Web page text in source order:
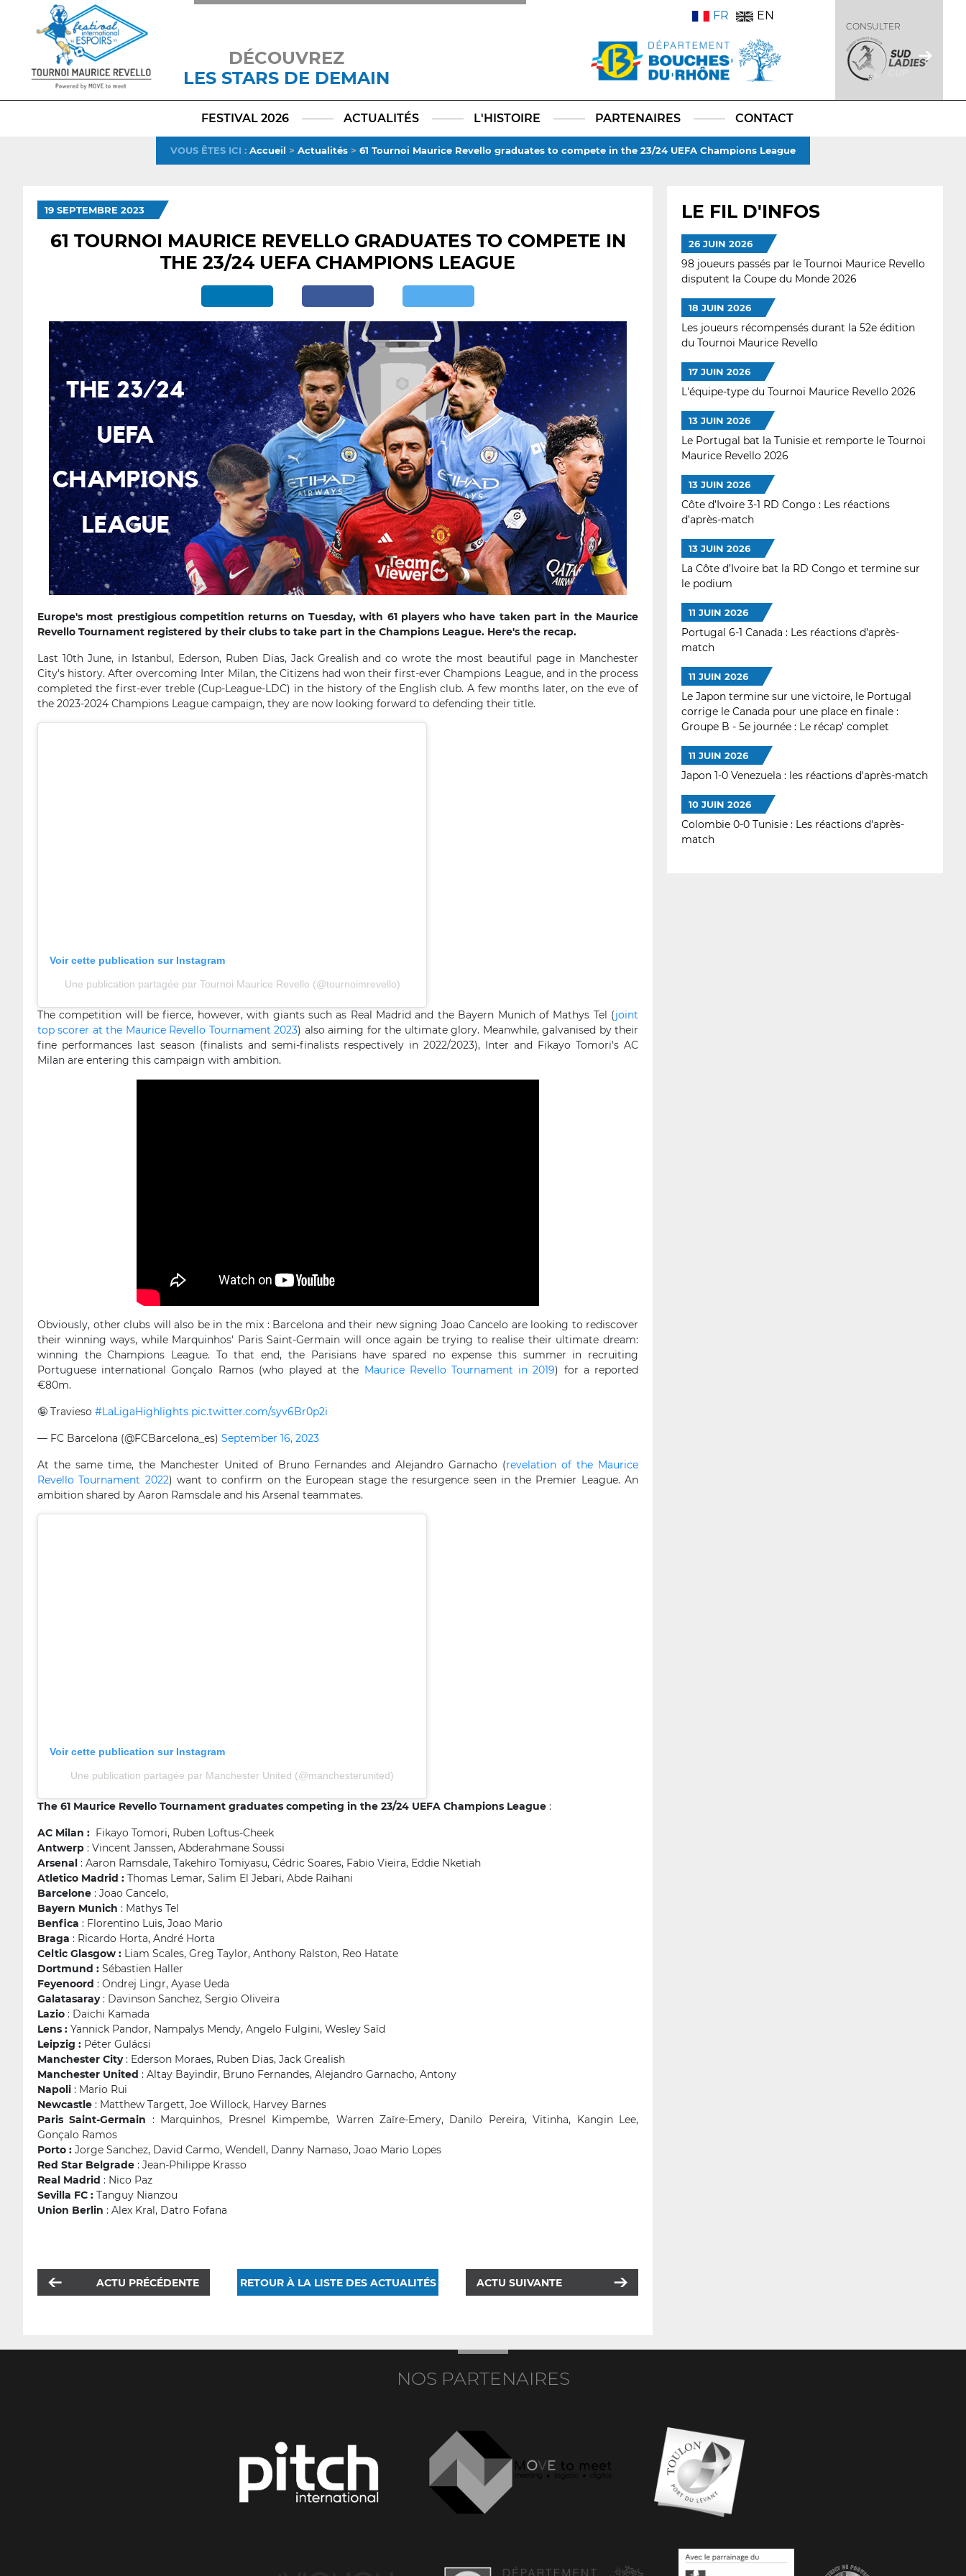
DÉCOUVREZ
LES STARS DE DEMAIN
TikTokLinkedIn
X
FR EN
CONSULTER
FESTIVAL 2026 ACTUALITÉS L'HISTOIRE PARTENAIRES CONTACT
VOUS ÊTES ICI : Accueil > Actualités > 61 Tournoi Maurice Revello graduates to compete in the 23/24 UEFA Champions League
19 SEPTEMBRE 2023
61 TOURNOI MAURICE REVELLO GRADUATES TO COMPETE IN
THE 23/24 UEFA CHAMPIONS LEAGUE
Europe's most prestigious competition returns on Tuesday, with 61 players who have taken part in the Maurice
Revello Tournament registered by their clubs to take part in the Champions League. Here's the recap.
Last 10th June, in Istanbul, Ederson, Ruben Dias, Jack Grealish and co wrote the most beautiful page in Manchester
City's history. After overcoming Inter Milan, the Citizens had won their first-ever Champions League, and in the process
completed the first-ever treble (Cup-League-LDC) in the history of the English club. A few months later, on the eve of
the 2023-2024 Champions League campaign, they are now looking forward to defending their title.
Voir cette publication sur Instagram
Une publication partagée par Tournoi Maurice Revello (@tournoimrevello)
The competition will be fierce, however, with giants such as Real Madrid and the Bayern Munich of Mathys Tel (joint
top scorer at the Maurice Revello Tournament 2023) also aiming for the ultimate glory. Meanwhile, galvanised by their
fine performances last season (finalists and semi-finalists respectively in 2022/2023), Inter and Fikayo Tomori's AC
Milan are entering this campaign with ambition.
Obviously, other clubs will also be in the mix : Barcelona and their new signing Joao Cancelo are looking to rediscover
their winning ways, while Marquinhos' Paris Saint-Germain will once again be trying to realise their ultimate dream:
winning the Champions League. To that end, the Parisians have spared no expense this summer in recruiting
Portuguese international Gonçalo Ramos (who played at the Maurice Revello Tournament in 2019) for a reported
€80m.
🤪 Travieso #LaLigaHighlights pic.twitter.com/syv6Br0p2i
— FC Barcelona (@FCBarcelona_es) September 16, 2023
At the same time, the Manchester United of Bruno Fernandes and Alejandro Garnacho (revelation of the Maurice
Revello Tournament 2022) want to confirm on the European stage the resurgence seen in the Premier League. An
ambition shared by Aaron Ramsdale and his Arsenal teammates.
Voir cette publication sur Instagram
Une publication partagée par Manchester United (@manchesterunited)
The 61 Maurice Revello Tournament graduates competing in the 23/24 UEFA Champions League :
AC Milan : Fikayo Tomori, Ruben Loftus-Cheek
Antwerp : Vincent Janssen, Abderahmane Soussi
Arsenal : Aaron Ramsdale, Takehiro Tomiyasu, Cédric Soares, Fabio Vieira, Eddie Nketiah
Atletico Madrid : Thomas Lemar, Salim El Jebari, Abde Raihani
Barcelone : Joao Cancelo,
Bayern Munich : Mathys Tel
Benfica : Florentino Luis, Joao Mario
Braga : Ricardo Horta, André Horta
Celtic Glasgow : Liam Scales, Greg Taylor, Anthony Ralston, Reo Hatate
Dortmund : Sébastien Haller
Feyenoord : Ondrej Lingr, Ayase Ueda
Galatasaray: Davinson Sanchez, Sergio Oliveira
Lazio : Daichi Kamada
Lens : Yannick Pandor, Nampalys Mendy, Angelo Fulgini, Wesley Saïd
Leipzig : Péter Gulácsi
Manchester City: Ederson Moraes, Ruben Dias, Jack Grealish
Manchester United : Altay Bayindir, Bruno Fernandes, Alejandro Garnacho, Antony
Napoli : Mario Rui
Newcastle : Matthew Targett, Joe Willock, Harvey Barnes
Paris Saint-Germain : Marquinhos, Presnel Kimpembe, Warren Zaïre-Emery, Danilo Pereira, Vitinha, Kangin Lee,
Gonçalo Ramos
Porto : Jorge Sanchez, David Carmo, Wendell, Danny Namaso, Joao Mario Lopes
Red Star Belgrade : Jean-Philippe Krasso
Real Madrid : Nico Paz
Sevilla FC : Tanguy Nianzou
Union Berlin : Alex Kral, Datro Fofana
ACTU PRÉCÉDENTE RETOUR À LA LISTE DES ACTUALITÉS ACTU SUIVANTE
LE FIL D'INFOS
26 JUIN 2026
98 joueurs passés par le Tournoi Maurice Revello
disputent la Coupe du Monde 2026
18 JUIN 2026
Les joueurs récompensés durant la 52e édition
du Tournoi Maurice Revello
17 JUIN 2026
L'équipe-type du Tournoi Maurice Revello 2026
13 JUIN 2026
Le Portugal bat la Tunisie et remporte le Tournoi
Maurice Revello 2026
13 JUIN 2026
Côte d’Ivoire 3-1 RD Congo : Les réactions
d’après-match
13 JUIN 2026
La Côte d’Ivoire bat la RD Congo et termine sur
le podium
11 JUIN 2026
Portugal 6-1 Canada : Les réactions d’après-
match
11 JUIN 2026
Le Japon termine sur une victoire, le Portugal
corrige le Canada pour une place en finale :
Groupe B - 5e journée : Le récap' complet
11 JUIN 2026
Japon 1-0 Venezuela : les réactions d'après-match
10 JUIN 2026
Colombie 0-0 Tunisie : Les réactions d'après-
match
NOS PARTENAIRES